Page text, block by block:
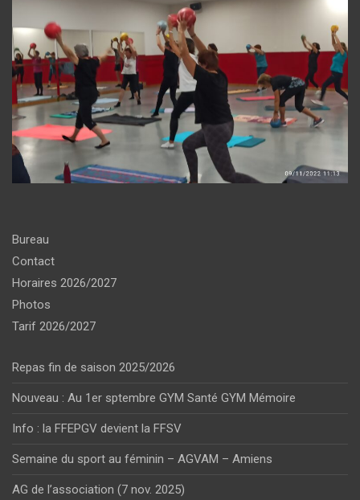
Bureau
Contact
Horaires 2026/2027
Photos
Tarif 2026/2027
Repas fin de saison 2025/2026
Nouveau : Au 1er sptembre GYM Santé GYM Mémoire
Info : la FFEPGV devient la FFSV
Semaine du sport au féminin – AGVAM – Amiens
AG de l’association (7 nov. 2025)